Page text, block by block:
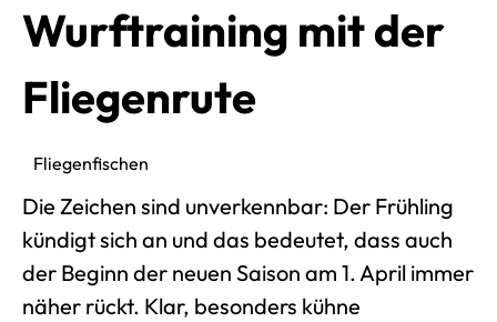
Wurftraining mit der
Fliegenrute
Fliegenfischen
Die Zeichen sind unverkennbar: Der Frühling
kündigt sich an und das bedeutet, dass auch
der Beginn der neuen Saison am 1. April immer
näher rückt. Klar, besonders kühne